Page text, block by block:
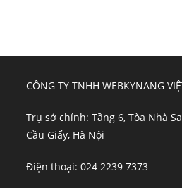
CÔNG TY TNHH WEBKYNANG
Trụ sở chính: Tầng 6, Tòa Nhà
Cầu Giấy, Hà Nội
Điện thoại: 024 2239 7373